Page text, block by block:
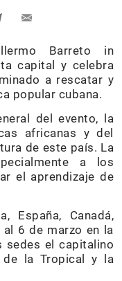
Barreto in
capital y celebra
a rescatar y
popular cubana.
del evento, la
africanas y del
de este país. La
a los
el aprendizaje de
España, Canadá,
6 de marzo en la
sedes el capitalino
de la Tropical y la